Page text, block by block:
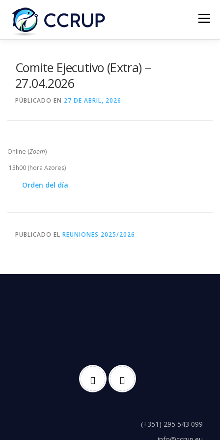
Menú
Comite Ejecutivo (Extra) –
27.04.2026
PÚBLICADO EN 27 DE ABRIL, 2026
Online (Zoom)
13h00 (hora Azores)
Orden del día
PUBLICADO EL REUNIONES 2025/2026
(+351) 295 543 099